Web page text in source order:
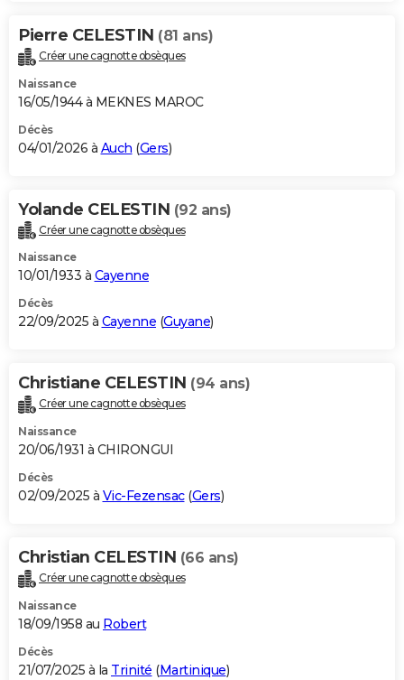
Pierre CELESTIN (81 ans)
Créer une cagnotte obsèques
Naissance
16/05/1944 à MEKNES MAROC
Décès
04/01/2026 à Auch (Gers)
Yolande CELESTIN (92 ans)
Créer une cagnotte obsèques
Naissance
10/01/1933 à Cayenne
Décès
22/09/2025 à Cayenne (Guyane)
Christiane CELESTIN (94 ans)
Créer une cagnotte obsèques
Naissance
20/06/1931 à CHIRONGUI
Décès
02/09/2025 à Vic-Fezensac(Gers)
Christian CELESTIN (66 ans)
Créer une cagnotte obsèques
Naissance
18/09/1958 au Robert
Décès
21/07/2025 à la Trinité (Martinique)